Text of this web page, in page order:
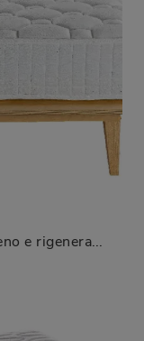
Se vuoi assicurarti un sonno sereno e rigenerante, scopri i Materassi a molle matrimoniali come il modello Diamante Bonnel Castiflex.